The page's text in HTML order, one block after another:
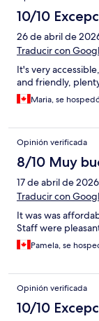
10/10
26 de abril de
Traducir con
It's very
and friendly,
Maria, se
Opinión verificada
8/10 Muy
17 de abril de 2026
Traducir con
It was was
Staff were
Pamela, se
Opinión verificada
10/10